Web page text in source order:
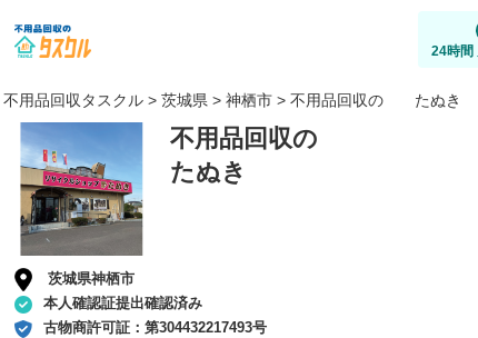
24時間
不用品回収タスクル > 茨城県 > 神栖市 > 不用品回収の たぬき
不用品回収の
たぬき
茨城県神栖市
本人確認証提出確認済み
古物商許可証： 第304432217493号